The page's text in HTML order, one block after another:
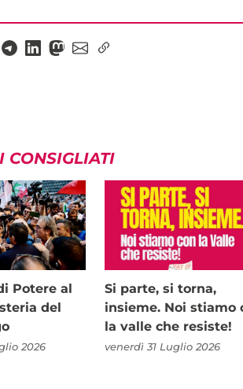
CONSIGLIATI
Potere al
del
2026
Si parte, si torna,
insieme. Noi stiamo
la valle che resiste!
venerdì 31 Luglio 2026